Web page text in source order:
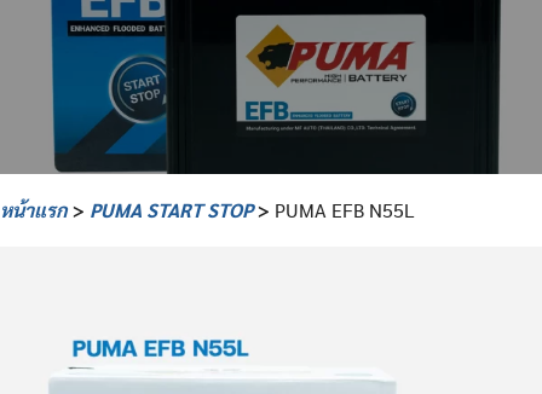
ำหน่าย
บเรา
หน้าแรก> PUMA START STOP> PUMA EFB N55L